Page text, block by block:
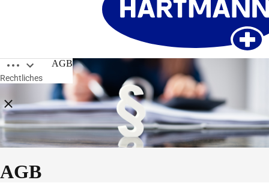
Breadcrumbs öffnen
Breadcrumbs schließen
Rechtliches
AGB
AGB